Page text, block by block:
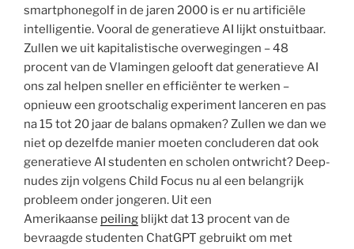
smartphonegolf in de jaren 2000 is er nu artifi­ciële
intelligentie. Vooral de generatieve AI lijkt onstuitbaar.
Zullen we uit kapitalistische over­wegingen – 48
procent van de Vlamingen gelooft dat generatieve AI
ons zal helpen sneller en efficiënter te werken –
opnieuw een grootschalig experiment lanceren en pas
na 15 tot 20 jaar de balans opmaken? Zullen we dan we
niet op dezelfde manier moeten concluderen dat ook
generatieve AI studenten en scholen ontwricht? Deep­
nudes zijn volgens Child Focus nu al een belangrijk
probleem onder jongeren. Uit een
Amerikaanse peiling blijkt dat 13 procent van de
bevraagde studenten ChatGPT gebruikt om met